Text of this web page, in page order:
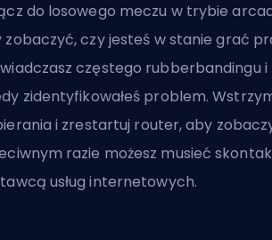
do losowego meczu w trybie
zobaczyć, czy jesteś w stanie grać
częstego rubberbandingu i
zidentyfikowałeś problem.
i zrestartuj router, aby
razie możesz musieć
usług internetowych.